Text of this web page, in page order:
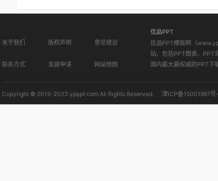
关于我们 版权声明 意见建议
联系方式 友链申请 网站地图
优品PPT
优品PPT模板网（
站。包括PPT图表、PPT
国内最大最权威的PPT下
Copyright © 2015-2023 ypppt.com All Rights Reserved. 津ICP备15001961号